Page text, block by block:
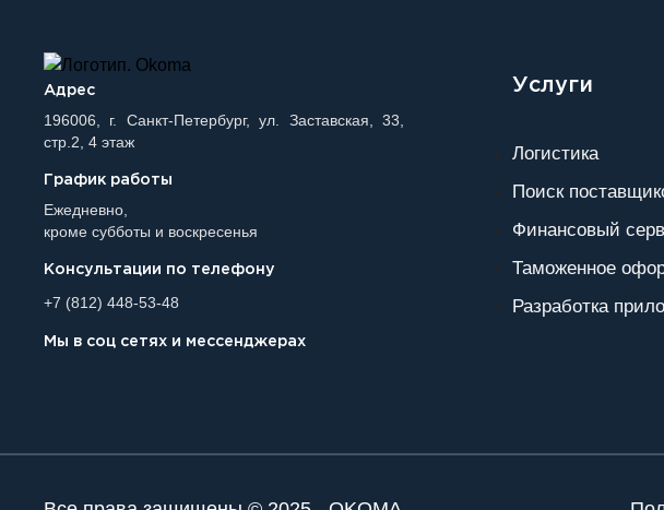
Адрес
196006, г. Санкт-Петербург, ул. Заставская, 33,
стр.2, 4 этаж
График работы
Ежедневно,
кроме субботы и воскресенья
Консультации по телефону
+7 (812) 448-53-48
Мы в соц сетях и мессенджерах
Услуги
Логистика
Поиск
Финансовый
Таможенное
Разработка